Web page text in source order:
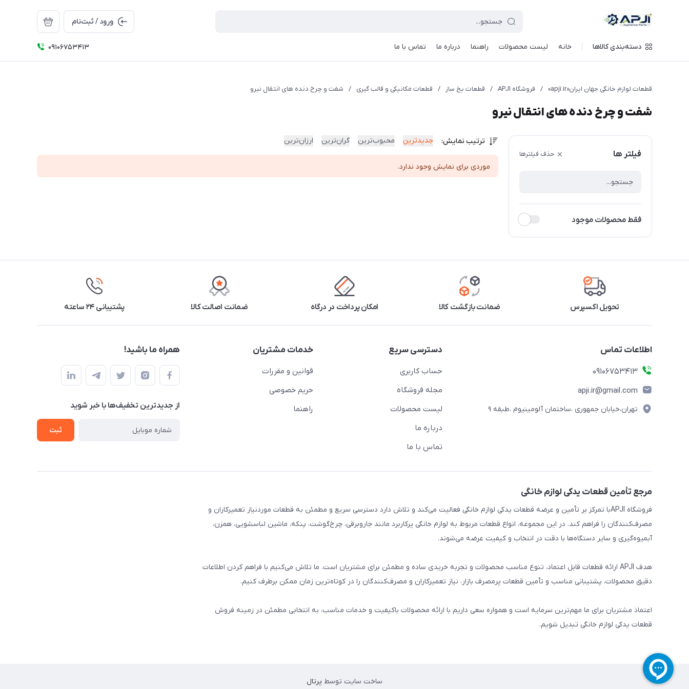
ورود / ثبت‌نام
دسته‌بندی کالاها خانه لیست محصولات راهنما درباره ما تماس با ما 09106753413
قطعات لوازم خانگی جهان ایران«apji.ir» / فروشگاه APJI / قطعات یخ ساز / قطعات مکانیکی و قالب گیری / شفت و چرخ دنده های انتقال نیرو
شفت و چرخ دنده های انتقال نیرو
فیلتر ها حذف فیلترها
فقط محصولات موجود
ترتیب نمایش: جدیدترین محبوب‌ترین گران‌ترین ارزان‌ترین
موردی برای نمایش وجود ندارد.
تحویل اکسپرس ضمانت بازگشت کالا امکان پرداخت در درگاه ضمانت اصالت کالا پشتیبانی ۲۴ ساعته
اطلاعات تماس
09106753413
apji.ir@gmail.com
تهران،خیابان جمهوری ،ساختمان آلومینیوم ،طبقه ۹
دسترسی سریع
حساب کاربری
مجله فروشگاه
لیست محصولات
درباره ما
تماس با ما
خدمات مشتریان
قوانین و مقررات
حریم خصوصی
راهنما
همراه ما باشید!
از جدید‌ترین تخفیف‌ها با‌ خبر شوید
ثبت
مرجع تأمین قطعات یدکی لوازم خانگی
فروشگاه APJIبا تمرکز بر تأمین و عرضه قطعات یدکی لوازم خانگی فعالیت می‌کند و تلاش دارد دسترسی سریع و مطمئن به قطعات موردنیاز تعمیرکاران و
مصرف‌کنندگان را فراهم کند. در این مجموعه، انواع قطعات مربوط به لوازم خانگی پرکاربرد مانند جاروبرقی، چرخ‌گوشت، پنکه، ماشین لباسشویی، همزن،
آبمیوه‌گیری و سایر دستگاه‌ها با دقت در انتخاب و کیفیت عرضه می‌شوند.
هدف APJI ارائه قطعات قابل اعتماد، تنوع مناسب محصولات و تجربه خریدی ساده و مطمئن برای مشتریان است. ما تلاش می‌کنیم با فراهم کردن اطلاعات
دقیق محصولات، پشتیبانی مناسب و تأمین قطعات پرمصرف بازار، نیاز تعمیرکاران و مصرف‌کنندگان را در کوتاه‌ترین زمان ممکن برطرف کنیم.
اعتماد مشتریان برای ما مهم‌ترین سرمایه است و همواره سعی داریم با ارائه محصولات باکیفیت و خدمات مناسب، به انتخابی مطمئن در زمینه فروش
قطعات یدکی لوازم خانگی تبدیل شویم.
ساخت سایت توسط پرتال